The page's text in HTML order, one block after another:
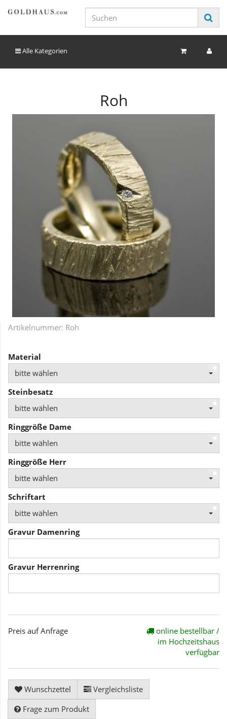
Alle Kategorien
Roh
Artikelnummer: Roh
Material
bitte wählen
Steinbesatz
bitte wählen
Ringgröße Dame
bitte wählen
Ringgröße Herr
bitte wählen
Schriftart
bitte wählen
Gravur Damenring
Gravur Herrenring
Preis auf Anfrage
online bestellbar /
im Hochzeitshaus
verfügbar
Wunschzettel
Vergleichsliste
Frage zum Produkt